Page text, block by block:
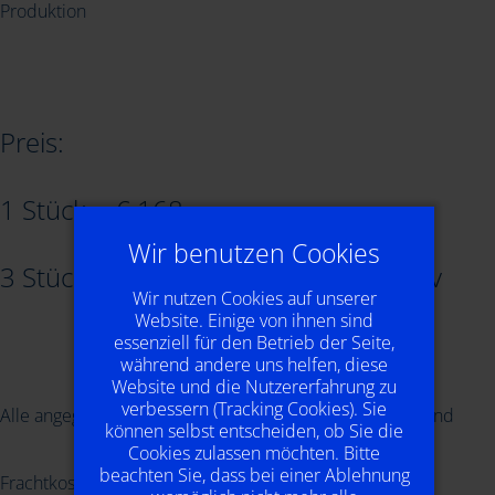
Produktion
Preis:
1 Stück = € 168,-
3 Stück = € 135.- pro Stück und Motiv
Alle angegebenen Preise zzgl. der gesetzlichen MwSt. und
Frachtkosten.
Wir benutzen Cookies
Wir nutzen Cookies auf unserer
Website. Einige von ihnen sind
essenziell für den Betrieb der Seite,
während andere uns helfen, diese
Website und die Nutzererfahrung zu
verbessern (Tracking Cookies). Sie
können selbst entscheiden, ob Sie die
Cookies zulassen möchten. Bitte
beachten Sie, dass bei einer Ablehnung